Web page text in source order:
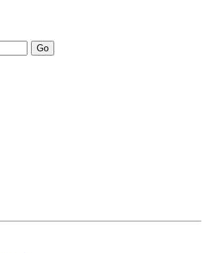
รับจ้างโพสต์ขายบ้าน รับจ้างโพสต์อสัง
รับรองผล อันดับ1 การโพสต์ขายอสังหา
ที่ดิน คอนโด ติดGoogleหน้าแรกได้จริงๆ
บ้าน อสังหาโพสต์ เชื่อถือได้จริง รับ
ริษัท ถูกและดีที่สุด ไม่มีค่านายหน้า
โอกาสในการขายได้มากกว่า ที่เดียว ที่